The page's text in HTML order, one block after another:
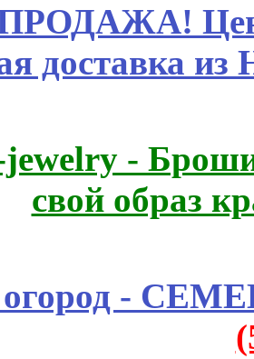
доставка из
-
свой образ
огород -